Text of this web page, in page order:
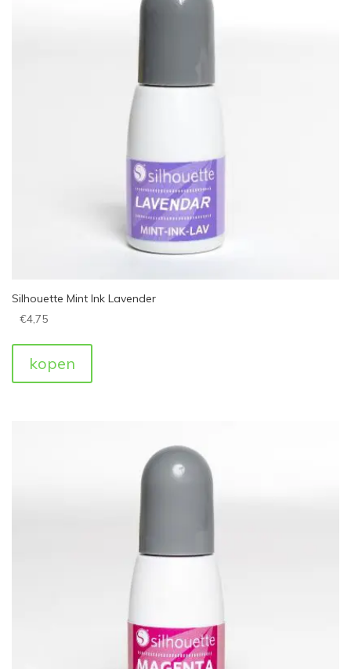
Silhouette Mint Ink Lavender
€4,75
kopen